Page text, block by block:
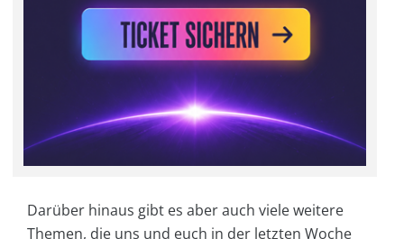
Darüber hinaus gibt es aber auch viele weitere
Themen, die uns und euch in der letzten Woche